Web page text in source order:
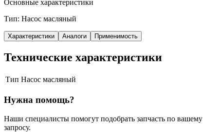
Основные характеристики
Тип: Насос масляный
Характеристики Аналоги Применимость
Технические характеристики
Тип Насос масляный
Нужна помощь?
Наши специалисты помогут подобрать запчасть по вашему
запросу.